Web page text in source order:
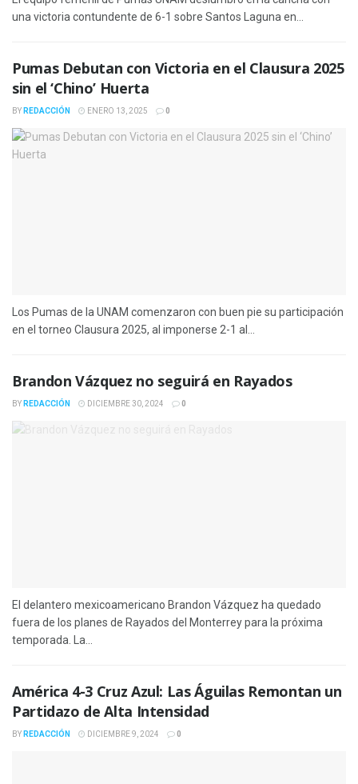
una victoria contundente de 6-1 sobre Santos Laguna en...
Pumas Debutan con Victoria en el Clausura 2025
sin el ‘Chino’ Huerta
BY REDACCIÓN ENERO 13, 2025 0
Los Pumas de la UNAM comenzaron con buen pie su participación
en el torneo Clausura 2025, al imponerse 2-1 al...
Brandon Vázquez no seguirá en Rayados
BY REDACCIÓN DICIEMBRE 30, 2024 0
El delantero mexicoamericano Brandon Vázquez ha quedado
fuera de los planes de Rayados del Monterrey para la próxima
temporada. La...
América 4-3 Cruz Azul: Las Águilas Remontan un
Partidazo de Alta Intensidad
BY REDACCIÓN DICIEMBRE 9, 2024 0